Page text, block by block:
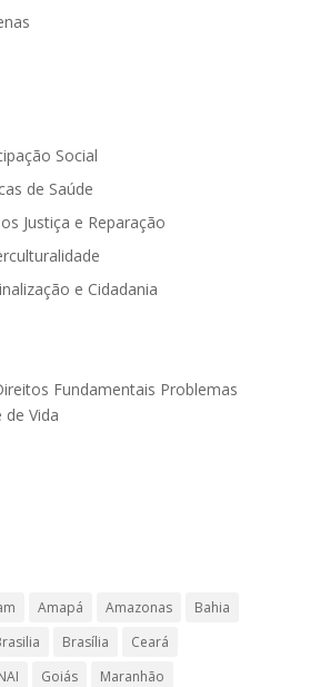
Social
de Saúde
Justiça e Reparação
e Cidadania
Fundamentais Problemas
de Vida
Amapá Amazonas
Bahia
Brasília
Ceará
Goiás
Maranhão